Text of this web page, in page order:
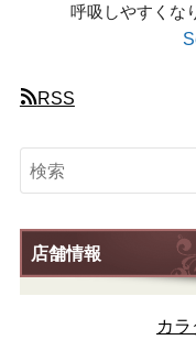
呼吸しやすくな
RSS
店舗情報
カ